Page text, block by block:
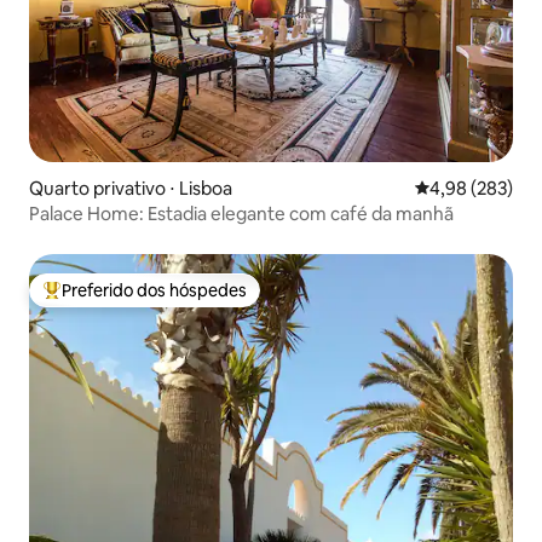
Quarto privativo ⋅ Lisboa 4,98 de uma
4,98 (283)
Palace Home: Estadia elegante com café da manhã
Entre os melhores preferidos dos hóspedes
Preferido dos hóspedes